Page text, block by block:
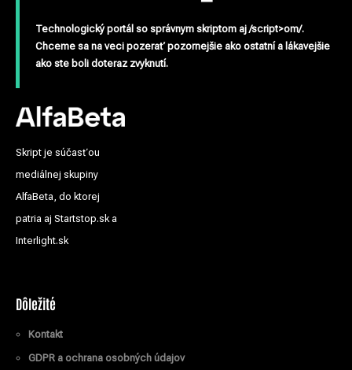
Technologický portál so správnym skriptom aj /script>om/.
Chceme sa na veci pozerať pozornejšie ako ostatní a lákavejšie
ako ste boli doteraz zvyknutí.
Skript je súčasťou
mediálnej skupiny
AlfaBeta, do ktorej
patria aj Startstop.sk a
Interlight.sk
Dôležité
Kontakt
GDPR a ochrana osobných údajov